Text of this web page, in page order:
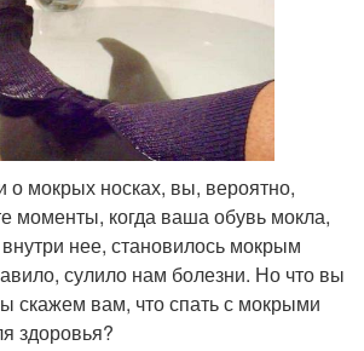
о мокрых носках, вы, вероятно,
моменты, когда ваша обувь мокла,
внутри нее, становилось мокрым
сулило нам болезни. Но что вы
скажем вам, что спать с мокрыми
здоровья?